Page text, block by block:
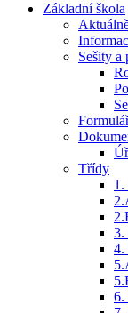
Základní škola
Sešity a
Třídy
1.
3.
4.
6.